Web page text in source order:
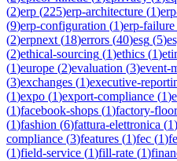
(2)erp (225)erp-architecture (1)
(9)erp-configuration (1)erp-failure
(2)erpnext (18)errors (40)esg (5)
(2)ethical-sourcing (1)ethics (1)
(1)europe (2)evaluation (3)event-
(3)exchanges (1)executive-
(1)expo (1)export-compliance (1)
(1)facebook-shops (1)factory-floor
(1)fashion (6)fattura-elettronica (1)
compliance (3)features (1)fec (1)
(1)field-service (1)fill-rate (1)